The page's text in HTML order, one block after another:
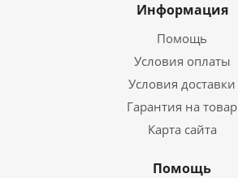
Информация
Помощь
Условия оплаты
Условия доставки
Гарантия на товар
Карта сайта
Помощь